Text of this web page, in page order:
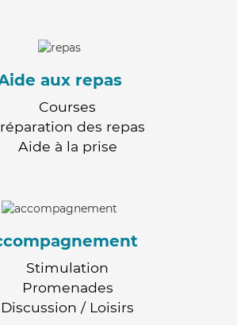
aux repas
Courses
des repas
Aide à la prise
Stimulation
Promenades
Discussion / Loisirs